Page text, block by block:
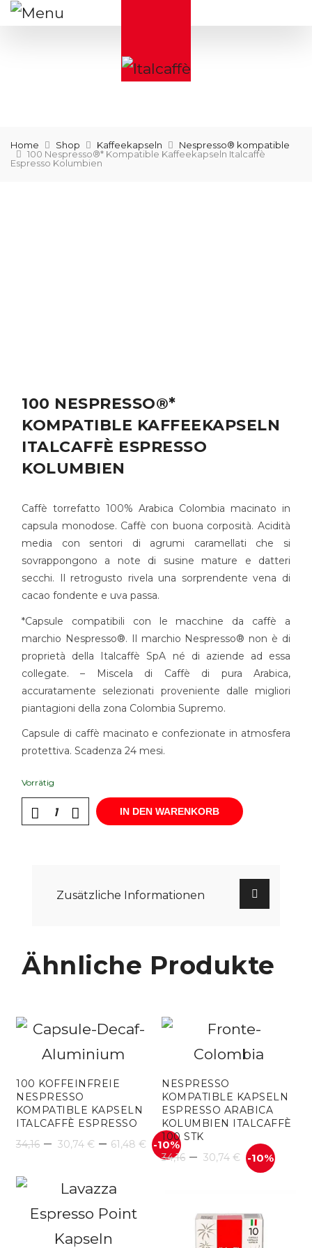
Home Shop Kaffeekapseln
Nespresso® kompatible
100 Nespresso®* Kompatible Kaffeekapseln Italcaffè
Espresso Kolumbien
100 NESPRESSO®*
KOMPATIBLE KAFFEEKAPSELN
ITALCAFFÈ ESPRESSO
KOLUMBIEN
Caffè torrefatto 100% Arabica Colombia macinato in
capsula monodose. Caffè con buona corposità. Acidità
media con sentori di agrumi caramellati che si
sovrappongono a note di susine mature e datteri
secchi. Il retrogusto rivela una sorprendente vena di
cacao fondente e uva passa.
*Capsule compatibili con le macchine da caffè a
marchio Nespresso®. Il marchio Nespresso® non è di
proprietà della Italcaffè SpA né di aziende ad essa
collegate. – Miscela di Caffè di pura Arabica,
accuratamente selezionati proveniente dalle migliori
piantagioni della zona Colombia Supremo.
Capsule di caffè macinato e confezionate in atmosfera
protettiva. Scadenza 24 mesi.
Vorrätig
IN DEN WARENKORB
Zusätzliche Informationen
Ähnliche Produkte
100 KOFFEINFREIE
NESPRESSO
KOMPATIBLE KAPSELN
ITALCAFFÈ ESPRESSO
34,16 – 30,74 € – 61,48 € Preisspanne:
30,74 €
61,48 €
-10%
NESPRESSO
KOMPATIBLE KAPSELN
ESPRESSO ARABICA
KOLUMBIEN ITALCAFFÈ
100 STK
34,16 – 30,74 € -10%